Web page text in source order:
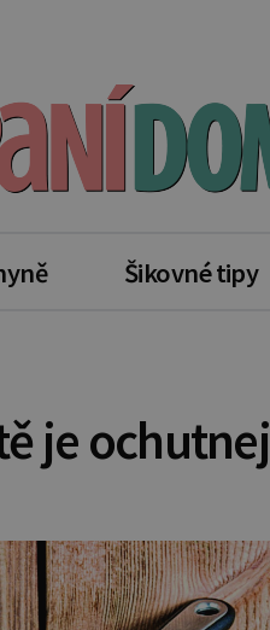
Šikovné tipy
je ochutnej